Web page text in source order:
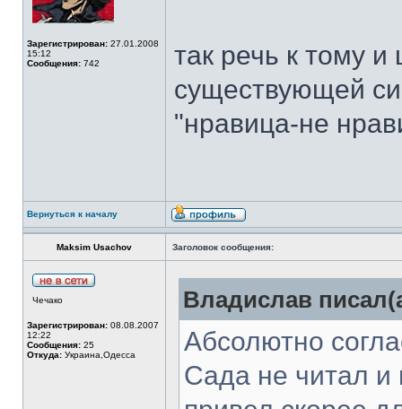
Зарегистрирован: 27.01.2008
15:12
Сообщения: 742
так речь к тому
существующей
"нравица-не
Вернуться к началу
Maksim Usachov Заголовок сообщения:
Чечако
Зарегистрирован: 08.08.2007
12:22
Сообщения: 25
Откуда: Украина,Одесса
Владислав
Абсолютно
Сада не читал и